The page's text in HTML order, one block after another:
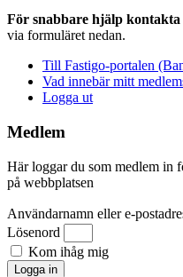
För snabbare hjälp
via formuläret nedan.
Till Fastigo-portalen
Vad innebär mitt
Logga ut
Medlem
Här loggar du som medlem in
på webbplatsen
Användarnamn eller e-
Lösenord
Kom ihåg mig
Logga in